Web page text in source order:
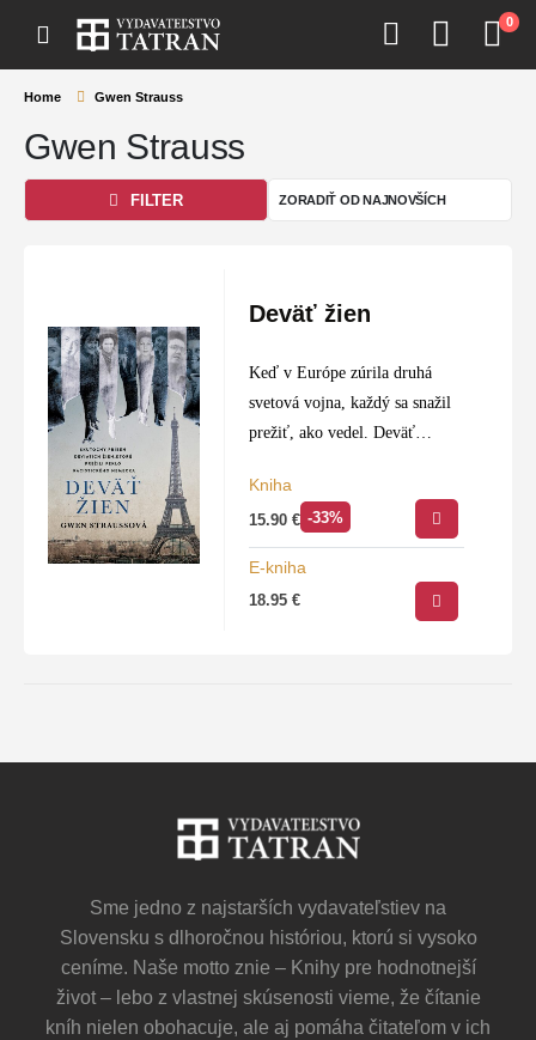
0
Home Gwen Strauss
Gwen Strauss
FILTER
Deväť žien
Keď v Európe zúrila druhá
svetová vojna, každý sa snažil
prežiť, ako vedel. Deväť
iba tínedžerky, sa hneď aktívne
zapojilo do francúzskeho a
holandského
Kniha
15.90€ -33%
E-kniha
18.95€
Sme jedno z najstarších vydavateľstiev na
Slovensku s dlhoročnou históriou, ktorú si vysoko
ceníme. Naše motto znie – Knihy pre hodnotnejší
život – lebo z vlastnej skúsenosti vieme, že čítanie
kníh nielen obohacuje, ale aj pomáha čitateľom v ich